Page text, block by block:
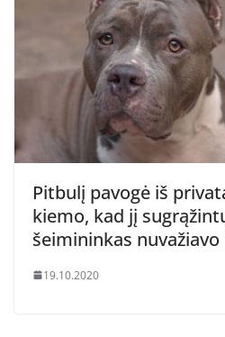
Pitbulį pavogė iš
kiemo, kad jį
šeimininkas nuvažiavo
19.10.2020